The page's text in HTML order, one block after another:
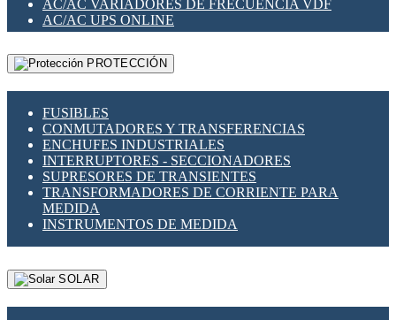
VIGILANCIA IP (CCTV)
MESHTASTIC
AC/AC VARIADORES DE FRECUENCIA VDF
AC/AC UPS ONLINE
PROTECCIÓN
FUSIBLES
CONMUTADORES Y TRANSFERENCIAS
ENCHUFES INDUSTRIALES
INTERRUPTORES - SECCIONADORES
SUPRESORES DE TRANSIENTES
TRANSFORMADORES DE CORRIENTE PARA
MEDIDA
INSTRUMENTOS DE MEDIDA
SOLAR